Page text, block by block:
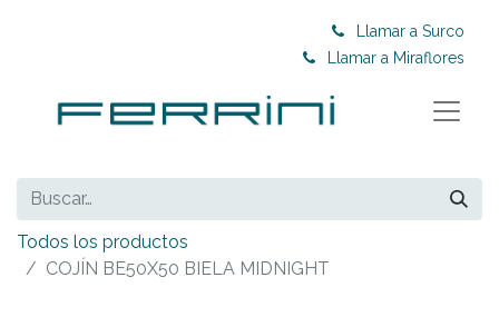
Llamar a Surco
Llamar a Miraflores
Todos los productos
COJÍN BE50X50 BIELA MIDNIGHT